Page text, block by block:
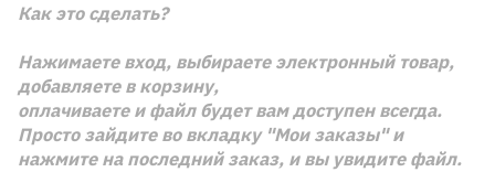
Как это сделать?
Нажимаете вход, выбираете электронный товар,
добавляете в корзину,
оплачиваете и файл будет вам доступен всегда.
Просто зайдите во вкладку "Мои заказы" и
нажмите на последний заказ, и вы увидите файл.